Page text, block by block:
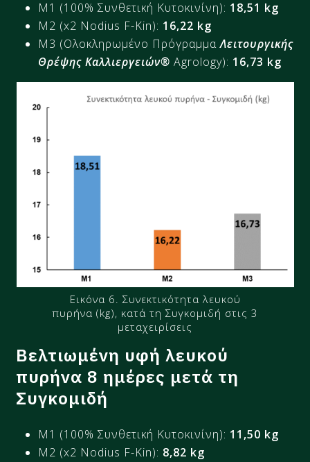
M1 (100% Συνθετική Κυτοκινίνη): 18,51 kg
M2 (x2 Nodius F-Kin): 16,22 kg
M3 (Ολοκληρωμένο ΠρόγραμμαΛειτουργικής
Θρέψης Καλλιεργειών®Agrology): 16,73 kg
Εικόνα 6. Συνεκτικότητα λευκού
πυρήνα (kg), κατά τη Συγκομιδή στις 3
μεταχειρίσεις
Βελτιωμένη υφή λευκού
πυρήνα 8 ημέρες μετά τη
Συγκομιδή
M1 (100% Συνθετική Κυτοκινίνη): 11,50 kg
M2 (x2 Nodius F-Kin): 8,82 kg